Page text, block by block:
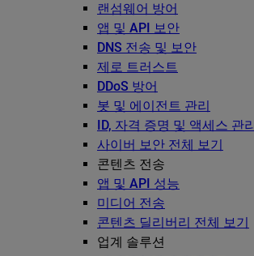
랜섬웨어 방어
앱 및 API 보안
DNS 전송 및 보안
제로 트러스트
DDoS 방어
봇 및 에이전트 관리
ID, 자격 증명 및 액세스 관리
사이버 보안 전체 보기
콘텐츠 전송
앱 및 API 성능
미디어 전송
콘텐츠 딜리버리 전체 보기
업계 솔루션